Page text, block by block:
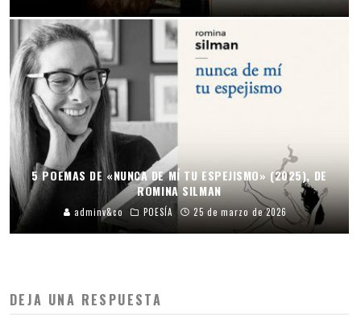
5 POEMAS DE «NUNCA DE MÍ TU ESPEJISMO» (2025), DE
ROMINA SILMAN
adminv&co POESÍA 25 de marzo de 2026
DEJA UNA RESPUESTA